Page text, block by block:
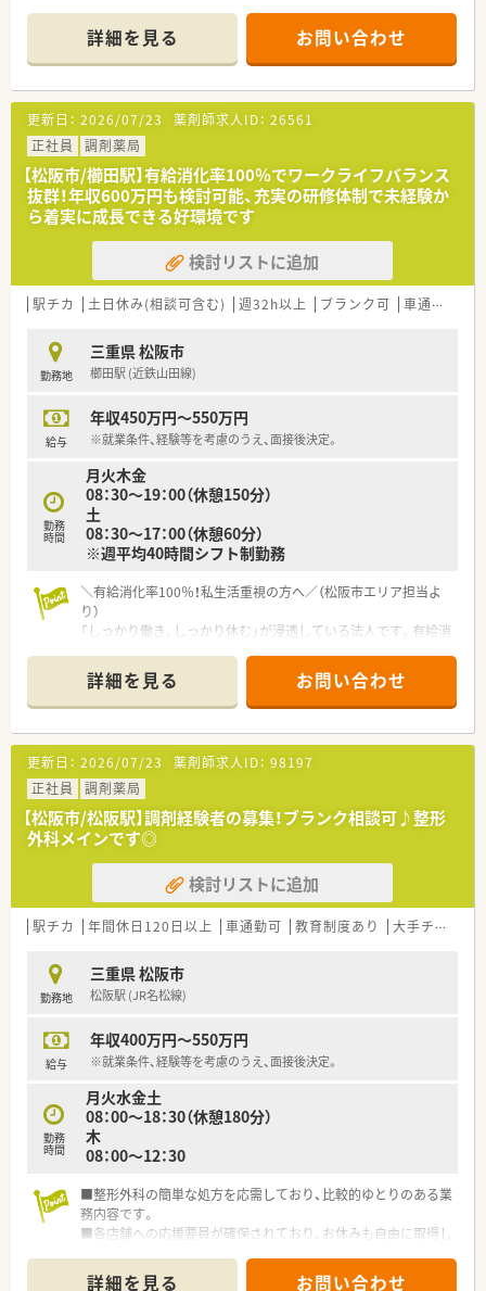
識を深めることができます。
■地域に密着したマンツーマンに近い形態の店舗のため、患者様
とじっくり向き合えます。
【法人特徴について】
■三重県と岐阜県において7店舗の調剤薬局を運営し、地域医療
に深く貢献しています。
■30代の薬剤師が社長を務めており、現場で働くスタッフの目
線を大切にしています。
■患者様一人ひとりと真摯に向き合う、地域に根差した薬局づく
りを理念としています。
【こんな方にオススメ】
■整形外科という特定の専門分野で、ご自身のスキルと知識を深
めていきたい方に最適です。
係を築きたい方に向いています。
■年間休日が多く残業が少ない環境で、プライベートも充実させ
たいと考えている方に推奨します。
詳細を見る お問い合わせ
更新日： 2026/07/23 薬剤師求人ID： 26561
正社員
調剤薬局
【松阪市/櫛田駅】有給消化率100％でワークライフバランス
抜群！年収600万円も検討可能、充実の研修体制で未経験か
ら着実に成長できる好環境です
検討リストに追加
駅チカ 土日休み(相談可含む) 週32h以上 ブランク可 車通勤可
勤務地
三重県 松阪市
櫛田駅 (近鉄山田線)
給与
年収450万円～550万円
※就業条件、経験等を考慮のうえ、面接後決定。
勤務
時間
月火木金
08：30～19：00（休憩150分）
土
08：30～17：00（休憩60分）
※週平均40時間シフト制勤務
＼有給消化率100％！私生活重視の方へ／（松阪市エリア担当よ
り）
「しっかり働き、しっかり休む」が浸透している法人です。有給消
これ以上ない環境が整っていますよ。
【店舗情報と応需状況について】
■櫛田駅から徒歩10分の立地にあり、内科や外科、消化器科の処
方箋をメインに1日平均70枚ほど応需しております。
■門前クリニックとの関係性が非常に良好なため、疑義照会など
の連携もスムーズでストレスの少ない環境が自慢です。
■薬剤師は常時3〜4名体制を維持しており、枚数に対して人員
に余裕があるため、丁寧な服薬指導に注力いただけます。
【募集背景と求める人物像について】
■今後の新規店舗展開やＭ＆Ａを見据えた組織力強化のための
増員募集で、意欲的に取り組んでいただける方を求めます。
■管理薬剤師へのステップアップや、店舗間をサポートするラウ
■患者様との対話を大切にできる方はもちろん、将来的に独立を
視野に入れているような向上心の高い方も応援いたします。
■三重県を中心に地域密着型の店舗展開を行っており、大手チェ
ーンにはない柔軟さとアットホームな雰囲気が魅力です。
解が深く、一人ひとりの働き方に寄り添った経営をしています。
■従業員の満足度を第一に考えており、有給休暇の完全消化を推
奨するなど、長く安心して働ける環境整備に余念がありません。
詳細を見る お問い合わせ
更新日： 2026/07/23 薬剤師求人ID： 98197
正社員
調剤薬局
【松阪市/松阪駅】調剤経験者の募集！ブランク相談可♪整形
外科メインです◎
検討リストに追加
駅チカ 年間休日120日以上 車通勤可 教育制度あり 大手チェーン以外
勤務地
三重県 松阪市
松阪駅 (JR名松線)
給与
年収400万円～550万円
※就業条件、経験等を考慮のうえ、面接後決定。
勤務
時間
月火水金土
08：00～18：30（休憩180分）
木
08：00～12：30
■整形外科の簡単な処方を応需しており、比較的ゆとりのある業
務内容です。
■各店舗への応援要員が確保されており、お休みも自由に取得し
■三重県内に4店舗展開中の調剤薬局で、今後の展開予定がある
詳細を見る お問い合わせ